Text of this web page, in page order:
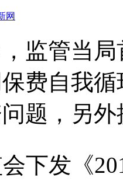
网
监管当
费自我
题，另
下发《